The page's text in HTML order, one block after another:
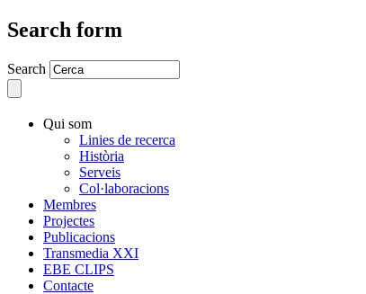
Search form
Search
Qui som
Linies de recerca
Història
Serveis
Col·laboracions
Membres
Projectes
Publicacions
Transmedia XXI
EBE CLIPS
Contacte